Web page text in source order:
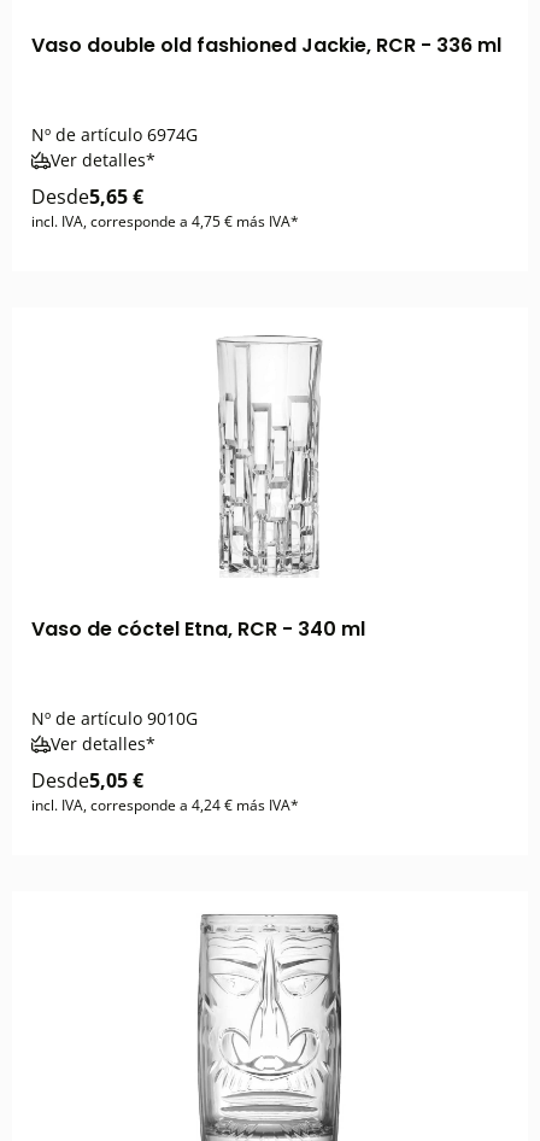
Vaso double old fashioned Jackie, RCR - 336 ml
Nº de artículo 6974G
Ver detalles*
Desde5,65 €
incl. IVA, corresponde a 4,75 € más IVA*
Vaso de cóctel Etna, RCR - 340 ml
Nº de artículo 9010G
Ver detalles*
Desde5,05 €
incl. IVA, corresponde a 4,24 € más IVA*